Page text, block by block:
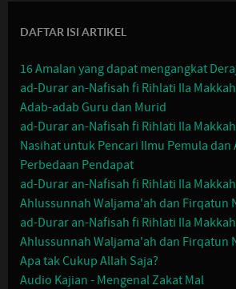
DAFTAR ISI ARTIKEL
16 Amalan yang dapat mengangkat
ad-Durar an-Nafisah fi Rihlati Ila
Adab-adab Guru dan Murid
ad-Durar an-Nafisah fi Rihlati Ila
Nasihat untuk Pencari Ilmu Pemula dan
Perbedaan Pendapat
ad-Durar an-Nafisah fi Rihlati Ila
Ahlussunnah Waljama'ah dan Firqatun
ad-Durar an-Nafisah fi Rihlati Ila
Ahlussunnah Waljama'ah dan Firqatun
Apa tak Cukup Allah Saja?
Audio Kajian - Mengenal Zakat Mal